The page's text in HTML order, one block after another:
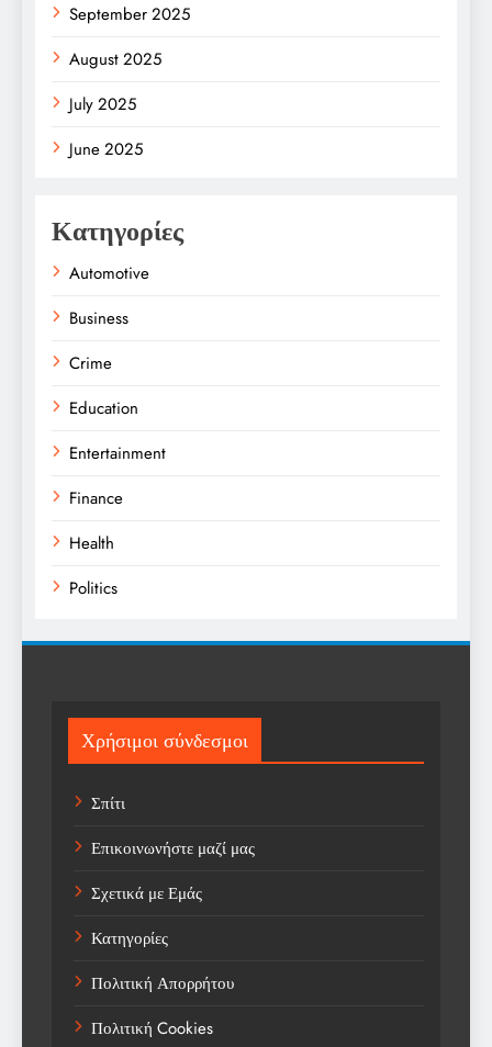
September 2025
August 2025
July 2025
June 2025
Κατηγορίες
Automotive
Business
Crime
Education
Entertainment
Finance
Health
Politics
Sport
Sports
Technology
Trending
Weather
Αγορά
Αγορά Εργασίας
Αγροτικά Νέα
Χρήσιμοι σύνδεσμοι
Σπίτι
Επικοινωνήστε μαζί μας
Σχετικά με Εμάς
Κατηγορίες
Πολιτική Απορρήτου
Πολιτική Cookies